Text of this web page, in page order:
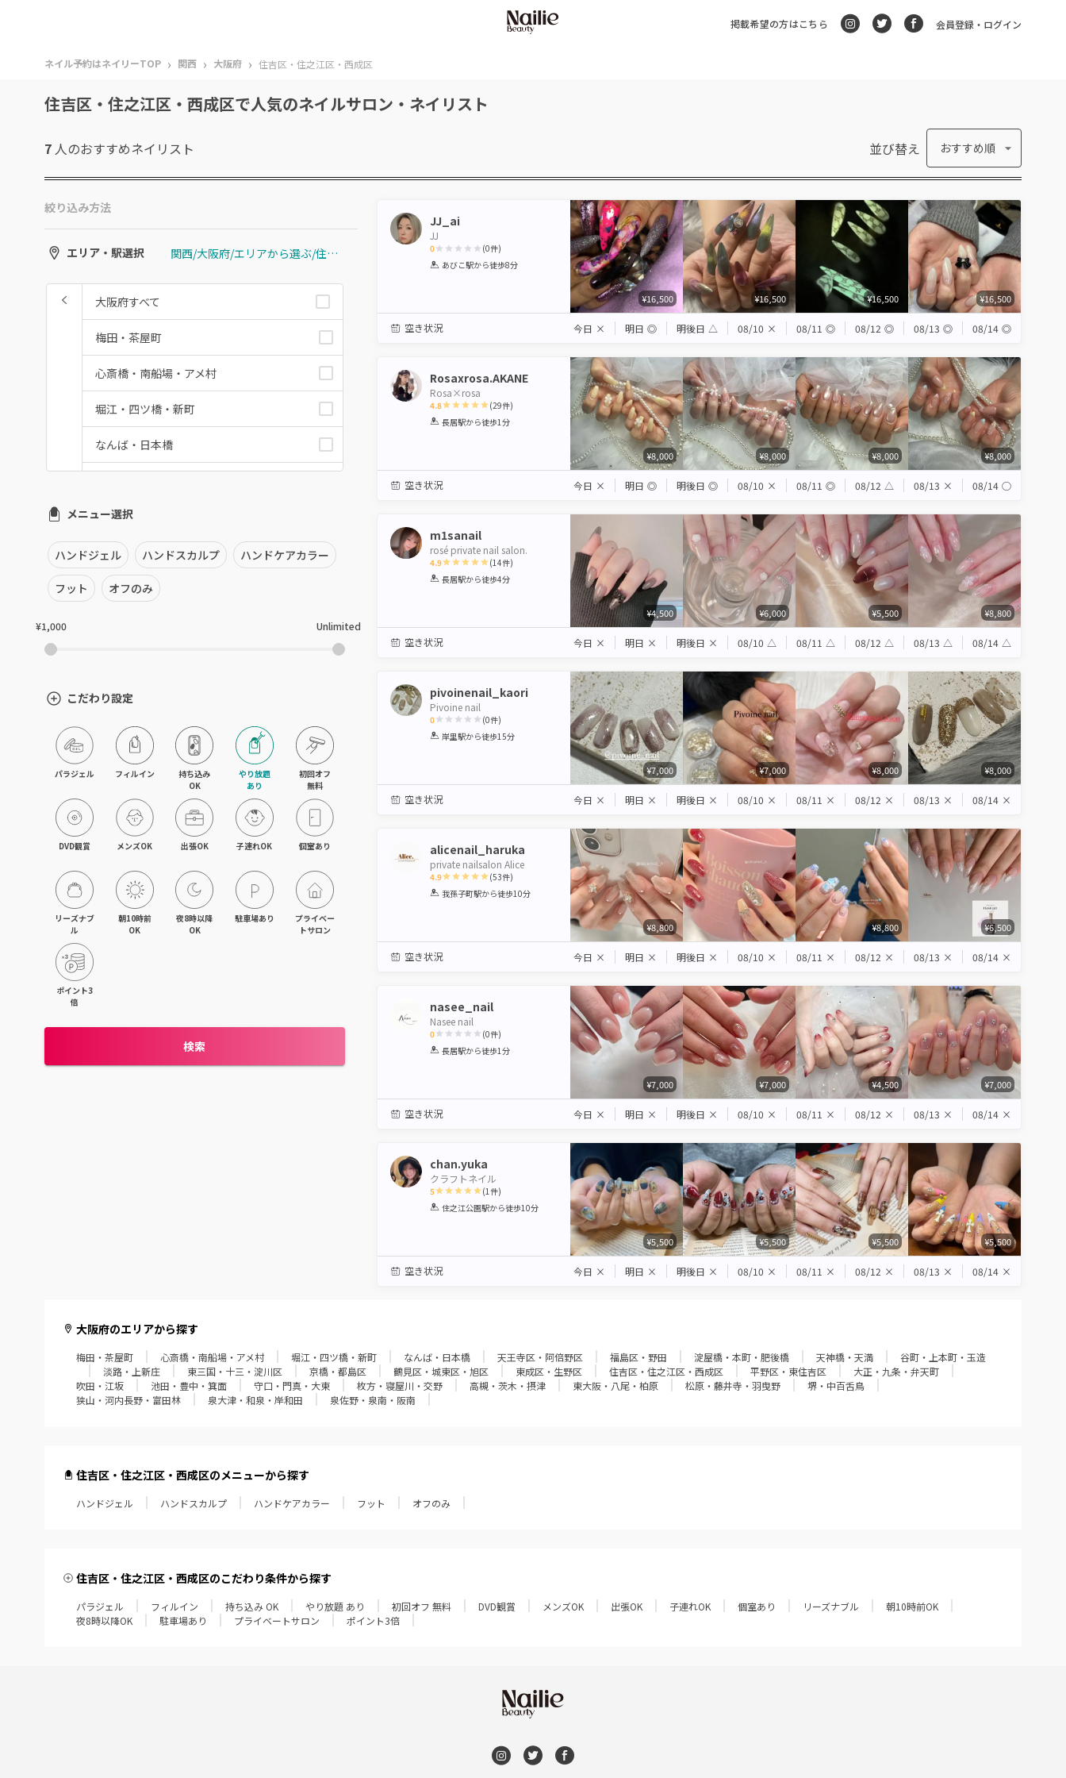
掲載希望の方はこちら 会員登録・ログイン
ネイル予約はネイリーTOP › 関西 › 大阪府 › 住吉区・住之江区・西成区
住吉区・住之江区・西成区で人気のネイルサロン・ネイリスト
7 人のおすすめネイリスト 並び替え おすすめ順
絞り込み方法
エリア・駅選択 関西/大阪府/エリアから選ぶ/住吉区・住之江区・西成区
大阪府すべて
梅田・茶屋町
心斎橋・南船場・アメ村
堀江・四ツ橋・新町
なんば・日本橋
福島区・野田
淀屋橋・本町・肥後橋
天神橋・天満
東三国・十三・淀川区
京橋・都島区
鶴見区・城東区・旭区
東成区・生野区
住吉区・住之江区・西成区
平野区・東住吉区
大正・九条・弁天町
枚方・寝屋川・交野
メニュー選択
ハンドジェル ハンドスカルプ ハンドケアカラー
フット オフのみ
¥1,000 Unlimited
こだわり設定
パラジェル フィルイン
持ち込み
OK
やり放題
あり
初回オフ
無料
DVD観賞 メンズOK 出張OK 子連れOK 個室あり
リーズナブ
ル
朝10時前
OK
夜8時以降
OK
駐車場あり
プライベー
トサロン
ポイント3
倍
検索
JJ_ai
JJ
0
1 2 3 4 5
(0件)
あびこ駅から徒歩8分
¥16,500 ¥16,500 ¥16,500 ¥16,500
空き状況 今日 × 明日 ◎ 明後日 △ 08/10 × 08/11 ◎ 08/12 ◎ 08/13 ◎ 08/14 ◎
Rosaxrosa.AKANE
Rosa×rosa
4.8
1 2 3 4 5
(29件)
長居駅から徒歩1分
¥8,000 ¥8,000 ¥8,000 ¥8,000
空き状況 今日 × 明日 ◎ 明後日 ◎ 08/10 × 08/11 ◎ 08/12 △ 08/13 × 08/14 ◯
m1sanail
rosé private nail salon.
4.9
1 2 3 4 5
(14件)
長居駅から徒歩4分
¥4,500 ¥6,000 ¥5,500 ¥8,800
空き状況 今日 × 明日 × 明後日 × 08/10 △ 08/11 △ 08/12 △ 08/13 △ 08/14 △
pivoinenail_kaori
Pivoine nail
0
1 2 3 4 5
(0件)
岸里駅から徒歩15分
¥7,000 ¥7,000 ¥8,000 ¥8,000
空き状況 今日 × 明日 × 明後日 × 08/10 × 08/11 × 08/12 × 08/13 × 08/14 ×
alicenail_haruka
private nailsalon Alice
4.9
1 2 3 4 5
(53件)
我孫子町駅から徒歩10分
¥8,800 ¥8,800 ¥6,500
空き状況 今日 × 明日 × 明後日 × 08/10 × 08/11 × 08/12 × 08/13 × 08/14 ×
nasee_nail
Nasee nail
0
1 2 3 4 5
(0件)
長居駅から徒歩1分
¥7,000 ¥7,000 ¥4,500 ¥7,000
空き状況 今日 × 明日 × 明後日 × 08/10 × 08/11 × 08/12 × 08/13 × 08/14 ×
chan.yuka
クラフトネイル
5
1 2 3 4 5
(1 件)
住之江公園駅から徒歩10分
¥5,500 ¥5,500 ¥5,500 ¥5,500
空き状況 今日 × 明日 × 明後日 × 08/10 × 08/11 × 08/12 × 08/13 × 08/14 ×
大阪府のエリアから探す
梅田・茶屋町 心斎橋・南船場・アメ村 堀江・四ツ橋・新町 なんば・日本橋 天王寺区・阿倍野区 福島区・野田 淀屋橋・本町・肥後橋 天神橋・天満
谷町・上本町・玉造
淡路・上新庄
東三国・十三・淀川区 京橋・都島区 鶴見区・城東区・旭区 東成区・生野区 住吉区・住之江区・西成区 平野区・東住吉区
大正・九条・弁天町
吹田・江坂
池田・豊中・箕面 守口・門真・大東 枚方・寝屋川・交野 高槻・茨木・摂津 東大阪・八尾・柏原 松原・藤井寺・羽曳野
堺・中百舌鳥
狭山・河内長野・富田林
泉大津・和泉・岸和田 泉佐野・泉南・阪南
住吉区・住之江区・西成区のメニューから探す
ハンドジェル ハンドスカルプ ハンドケアカラー フット オフのみ
住吉区・住之江区・西成区のこだわり条件から探す
パラジェル フィルイン 持ち込み OK やり放題 あり 初回オフ 無料 DVD観賞 メンズOK 出張OK 子連れOK 個室あり リーズナブル
朝10時前OK
夜8時以降OK
駐車場あり プライベートサロン ポイント3倍